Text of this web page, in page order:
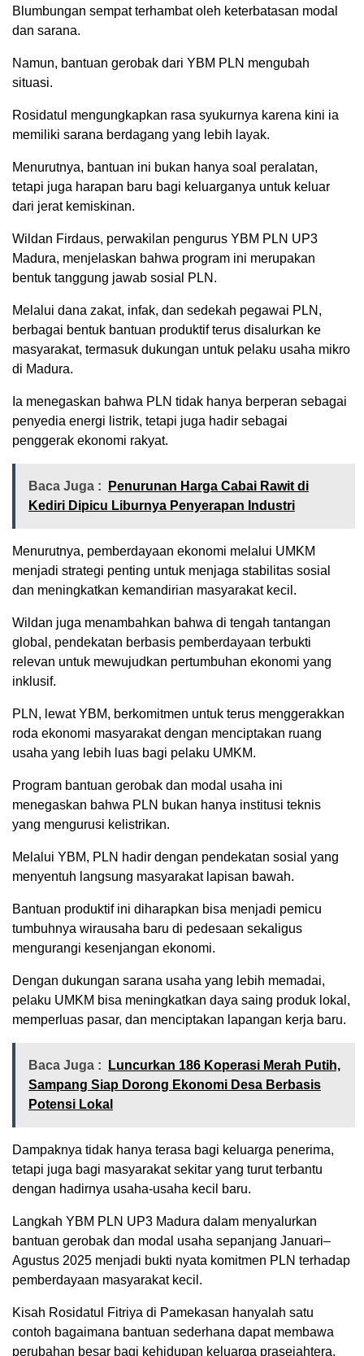
Blumbungan sempat terhambat oleh keterbatasan modal
dan sarana.
Namun, bantuan gerobak dari YBM PLN mengubah
situasi.
Rosidatul mengungkapkan rasa syukurnya karena kini ia
memiliki sarana berdagang yang lebih layak.
Menurutnya, bantuan ini bukan hanya soal peralatan,
tetapi juga harapan baru bagi keluarganya untuk keluar
dari jerat kemiskinan.
Wildan Firdaus, perwakilan pengurus YBM PLN UP3
Madura, menjelaskan bahwa program ini merupakan
bentuk tanggung jawab sosial PLN.
Melalui dana zakat, infak, dan sedekah pegawai PLN,
berbagai bentuk bantuan produktif terus disalurkan ke
masyarakat, termasuk dukungan untuk pelaku usaha mikro
di Madura.
Ia menegaskan bahwa PLN tidak hanya berperan sebagai
penyedia energi listrik, tetapi juga hadir sebagai
penggerak ekonomi rakyat.
Baca Juga :
Penurunan Harga Cabai Rawit di
Kediri Dipicu Liburnya Penyerapan Industri
Menurutnya, pemberdayaan ekonomi melalui UMKM
menjadi strategi penting untuk menjaga stabilitas sosial
dan meningkatkan kemandirian masyarakat kecil.
Wildan juga menambahkan bahwa di tengah tantangan
global, pendekatan berbasis pemberdayaan terbukti
relevan untuk mewujudkan pertumbuhan ekonomi yang
inklusif.
PLN, lewat YBM, berkomitmen untuk terus menggerakkan
roda ekonomi masyarakat dengan menciptakan ruang
usaha yang lebih luas bagi pelaku UMKM.
Program bantuan gerobak dan modal usaha ini
menegaskan bahwa PLN bukan hanya institusi teknis
yang mengurusi kelistrikan.
Melalui YBM, PLN hadir dengan pendekatan sosial yang
menyentuh langsung masyarakat lapisan bawah.
Bantuan produktif ini diharapkan bisa menjadi pemicu
tumbuhnya wirausaha baru di pedesaan sekaligus
mengurangi kesenjangan ekonomi.
Dengan dukungan sarana usaha yang lebih memadai,
pelaku UMKM bisa meningkatkan daya saing produk lokal,
memperluas pasar, dan menciptakan lapangan kerja baru.
Baca Juga :
Luncurkan 186 Koperasi Merah Putih,
Sampang Siap Dorong Ekonomi Desa Berbasis
Potensi Lokal
Dampaknya tidak hanya terasa bagi keluarga penerima,
tetapi juga bagi masyarakat sekitar yang turut terbantu
dengan hadirnya usaha-usaha kecil baru.
Langkah YBM PLN UP3 Madura dalam menyalurkan
bantuan gerobak dan modal usaha sepanjang Januari–
Agustus 2025 menjadi bukti nyata komitmen PLN terhadap
pemberdayaan masyarakat kecil.
Kisah Rosidatul Fitriya di Pamekasan hanyalah satu
contoh bagaimana bantuan sederhana dapat membawa
perubahan besar bagi kehidupan keluarga prasejahtera.